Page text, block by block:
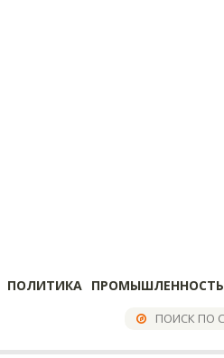
ПОЛИТИКА ПРОМЫШЛЕННОСТЬ